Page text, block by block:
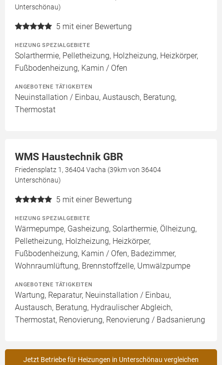
Unterschönau)
5 mit einer Bewertung
HEIZUNG SPEZIALGEBIETE
Solarthermie, Pelletheizung, Holzheizung, Heizkörper,
Fußbodenheizung, Kamin / Ofen
ANGEBOTENE TÄTIGKEITEN
Neuinstallation / Einbau, Austausch, Beratung,
Thermostat
WMS Haustechnik GBR
Friedensplatz 1, 36404 Vacha (39km von 36404
Unterschönau)
5 mit einer Bewertung
HEIZUNG SPEZIALGEBIETE
Wärmepumpe, Gasheizung, Solarthermie, Ölheizung,
Pelletheizung, Holzheizung, Heizkörper,
Fußbodenheizung, Kamin / Ofen, Badezimmer,
Wohnraumlüftung, Brennstoffzelle, Umwälzpumpe
ANGEBOTENE TÄTIGKEITEN
Wartung, Reparatur, Neuinstallation / Einbau,
Austausch, Beratung, Hydraulischer Abgleich,
Thermostat, Renovierung, Renovierung / Badsanierung
Jetzt Betriebe für Heizungen in Unterschönau vergleichen